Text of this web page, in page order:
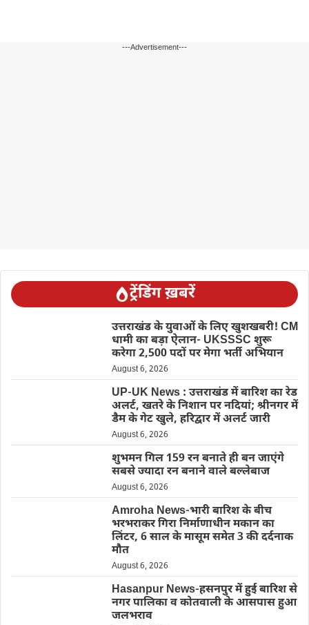
---Advertisement---
ट्रेंडिंग ख़बरें
उत्तराखंड के युवाओं के लिए खुशखबरी! CM
धामी का बड़ा ऐलान- UKSSSC शुरू
करेगा 2,500 पदों पर मेगा भर्ती अभियान
August 6, 2026
UP-UK News : उत्तराखंड में बारिश का रेड
अलर्ट, खतरे के निशान पर नदियां; श्रीनगर में
डैम के गेट खुले, हरिद्वार में अलर्ट जारी
August 6, 2026
शुभमन गिल 159 रन बनाते ही बन जाएंगे
सबसे ज्यादा रन बनाने वाले बल्लेबाज
August 6, 2026
Amroha News-भारी बारिश के बीच
भरभराकर गिरा निर्माणाधीन मकान का
लिंटर, 6 साल के मासूम समेत 3 की दर्दनाक
मौत
August 6, 2026
Hasanpur News-हसनपुर में हुई बारिश से
नगर पालिका व कोतवाली के आसपास हुआ
जलभराव